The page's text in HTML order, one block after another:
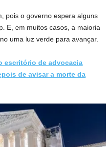
pois o governo espera alguns
E, em muitos casos, a maioria
uma luz verde para avançar.
escritório de advocacia
de avisar a morte da